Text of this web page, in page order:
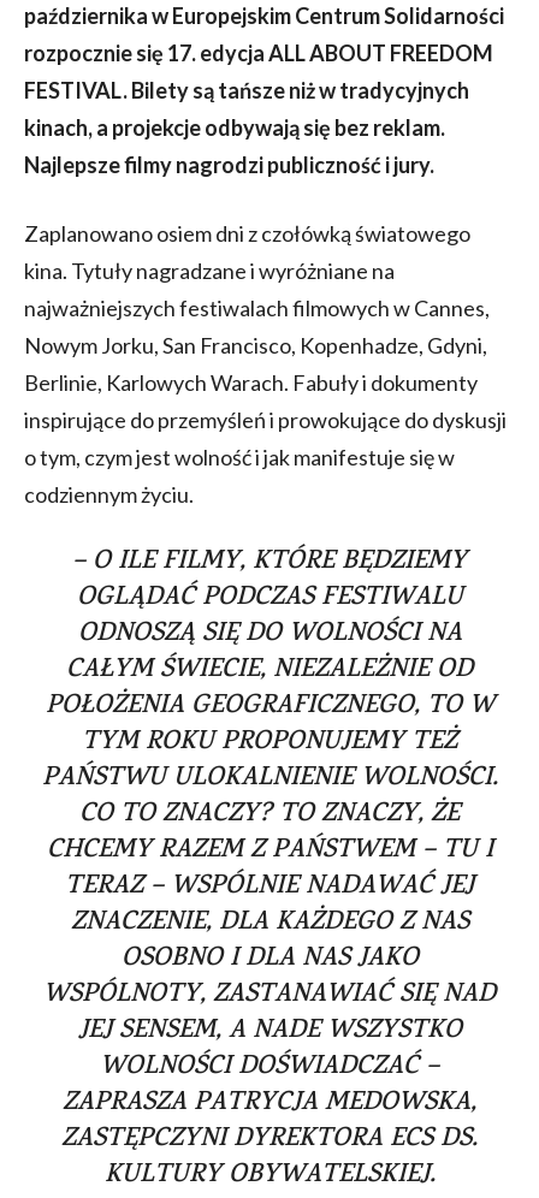
października w Europejskim Centrum Solidarności
rozpocznie się 17. edycja ALL ABOUT FREEDOM
FESTIVAL. Bilety są tańsze niż w tradycyjnych
kinach, a projekcje odbywają się bez reklam.
Najlepsze filmy nagrodzi publiczność i jury.
Zaplanowano osiem dni z czołówką światowego
kina. Tytuły nagradzane i wyróżniane na
najważniejszych festiwalach filmowych w Cannes,
Nowym Jorku, San Francisco, Kopenhadze, Gdyni,
Berlinie, Karlowych Warach. Fabuły i dokumenty
inspirujące do przemyśleń i prowokujące do dyskusji
o tym, czym jest wolność i jak manifestuje się w
codziennym życiu.
– O ILE FILMY, KTÓRE BĘDZIEMY
OGLĄDAĆ PODCZAS FESTIWALU
ODNOSZĄ SIĘ DO WOLNOŚCI NA
CAŁYM ŚWIECIE, NIEZALEŻNIE OD
POŁOŻENIA GEOGRAFICZNEGO, TO W
TYM ROKU PROPONUJEMY TEŻ
PAŃSTWU ULOKALNIENIE WOLNOŚCI.
CO TO ZNACZY? TO ZNACZY, ŻE
CHCEMY RAZEM Z PAŃSTWEM – TU I
TERAZ – WSPÓLNIE NADAWAĆ JEJ
ZNACZENIE, DLA KAŻDEGO Z NAS
OSOBNO I DLA NAS JAKO
WSPÓLNOTY, ZASTANAWIAĆ SIĘ NAD
JEJ SENSEM, A NADE WSZYSTKO
WOLNOŚCI DOŚWIADCZAĆ –
ZAPRASZA PATRYCJA MEDOWSKA,
ZASTĘPCZYNI DYREKTORA ECS DS.
KULTURY OBYWATELSKIEJ.